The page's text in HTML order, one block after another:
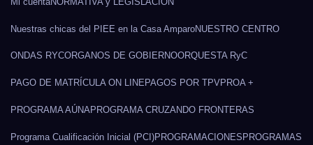
Nuestras chicas del PIEE en la Casa AmparoNUESTRO CENTRO
ONDAS RYCORGANOS DE GOBIERNOORQUESTA RyC
PAGO DE MATRÍCULA ON LINE PAGOS POR TPVPROA +
PROGRAMA AÚNA PROGRAMA CRUZANDO FRONTERAS
Programa Cualificación Inicial (PCI)PROGRAMACIONESPROGRAMAS